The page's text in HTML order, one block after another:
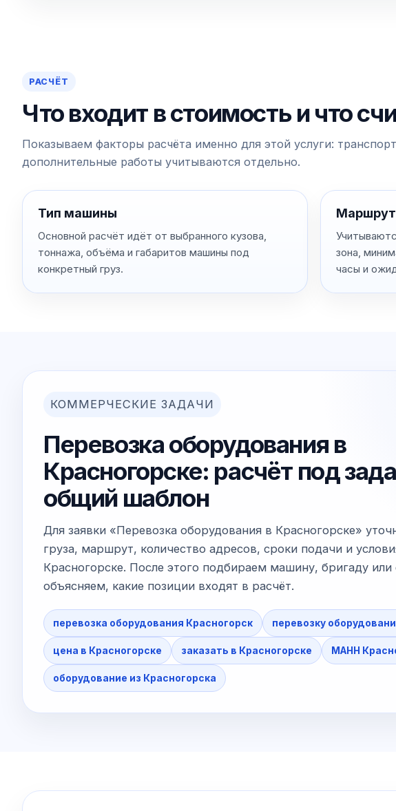
РАСЧЁТ
Что входит в стоимость и что
Показываем факторы расчёта именно для этой услуги:
дополнительные работы учитываются отдельно.
Тип машины
Основной расчёт идёт от выбранного кузова,
тоннажа, объёма и габаритов машины под
конкретный груз.
зона,
часы и
КОММЕРЧЕСКИЕ ЗАДАЧИ
Перевозка оборудования в
Красногорске: расчёт под
общий шаблон
Для заявки «Перевозка оборудования в Красногорске»
груза, маршрут, количество адресов, сроки подачи и
Красногорске. После этого подбираем машину, бригаду или
объясняем, какие позиции входят в расчёт.
перевозка оборудования Красногорск перевозку
цена в Красногорске заказать в Красногорске МАНН
оборудование из Красногорска